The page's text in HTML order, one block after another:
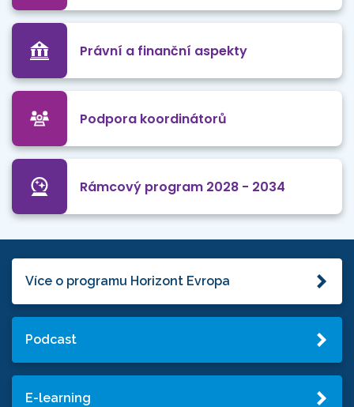
Právní a finanční aspekty
Podpora koordinátorů
Rámcový program 2028 - 2034
Více o programu Horizont Evropa
Podcast
E-learning